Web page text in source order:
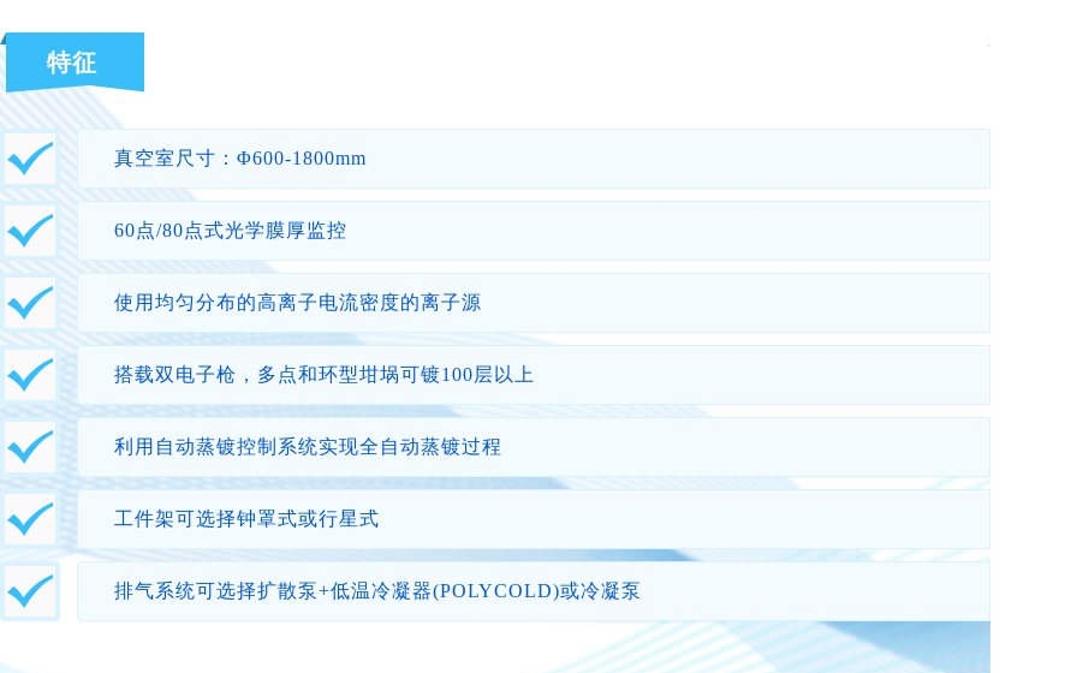
特征
真空室尺寸：Φ600-1800mm
60点/80点式光学膜厚监控
使用均匀分布的高离子电流密度的离子源
搭载双电子枪，多点和环型坩埚可镀100层以上
利用自动蒸镀控制系统实现全自动蒸镀过程
工件架可选择钟罩式或行星式
排气系统可选择扩散泵+低温冷凝器(POLYCOLD)或冷凝泵